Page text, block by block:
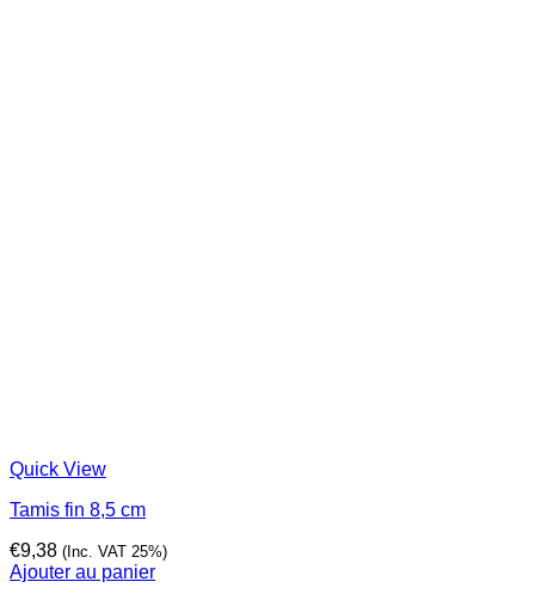
Quick View
Tamis fin 8,5 cm
€9,38 (Inc. VAT 25%)
Ajouter au panier